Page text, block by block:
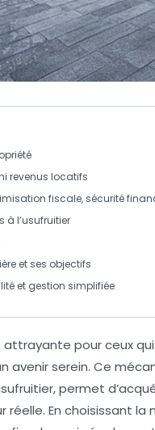
revenus locatifs
fiscale, sécurité
à l’usufruitier
et ses objectifs
et gestion simplifiée
pour ceux
avenir serein. Ce
permet
réelle. En choisissant